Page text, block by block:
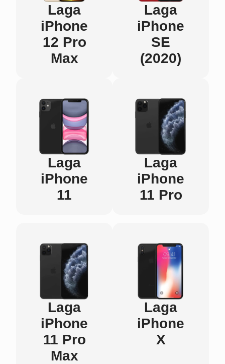
Laga
iPhone
12 Pro
Max
Laga
iPhone
SE
(2020)
Laga
iPhone
11
Laga
iPhone
11 Pro
Laga
iPhone
11 Pro
Max
Laga
iPhone
X